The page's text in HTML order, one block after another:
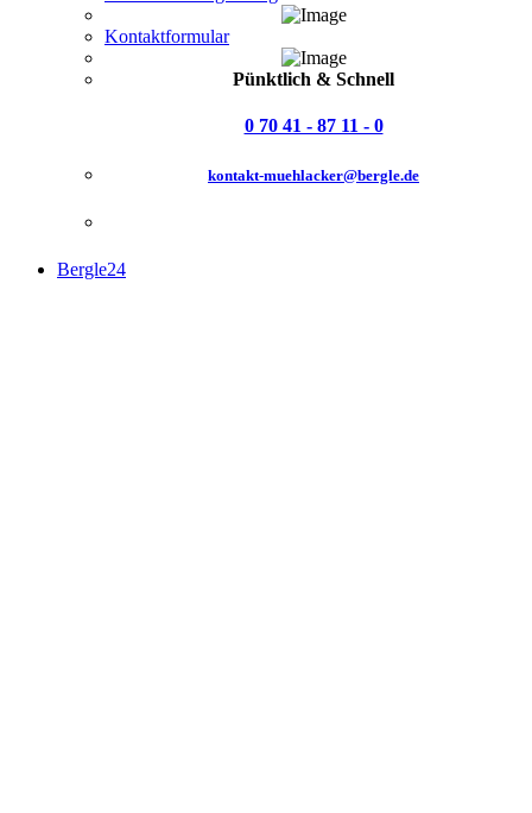
Kontaktformular
Pünktlich & Schnell
0 70 41 - 87 11 - 0
kontakt-muehlacker@bergle.de
Bergle24